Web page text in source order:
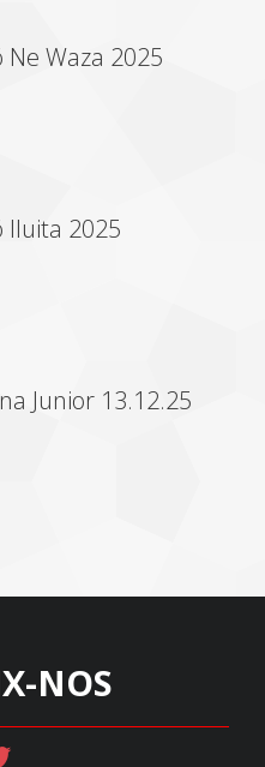
Waza 2025
lluita 2025
Junior 13.12.25
NOS